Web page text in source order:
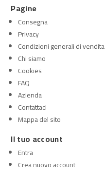
Pagine
Consegna
Privacy
Condizioni generali di vendita
Chi siamo
Cookies
FAQ
Azienda
Contattaci
Mappa del sito
Il tuo account
Entra
Crea nuovo account